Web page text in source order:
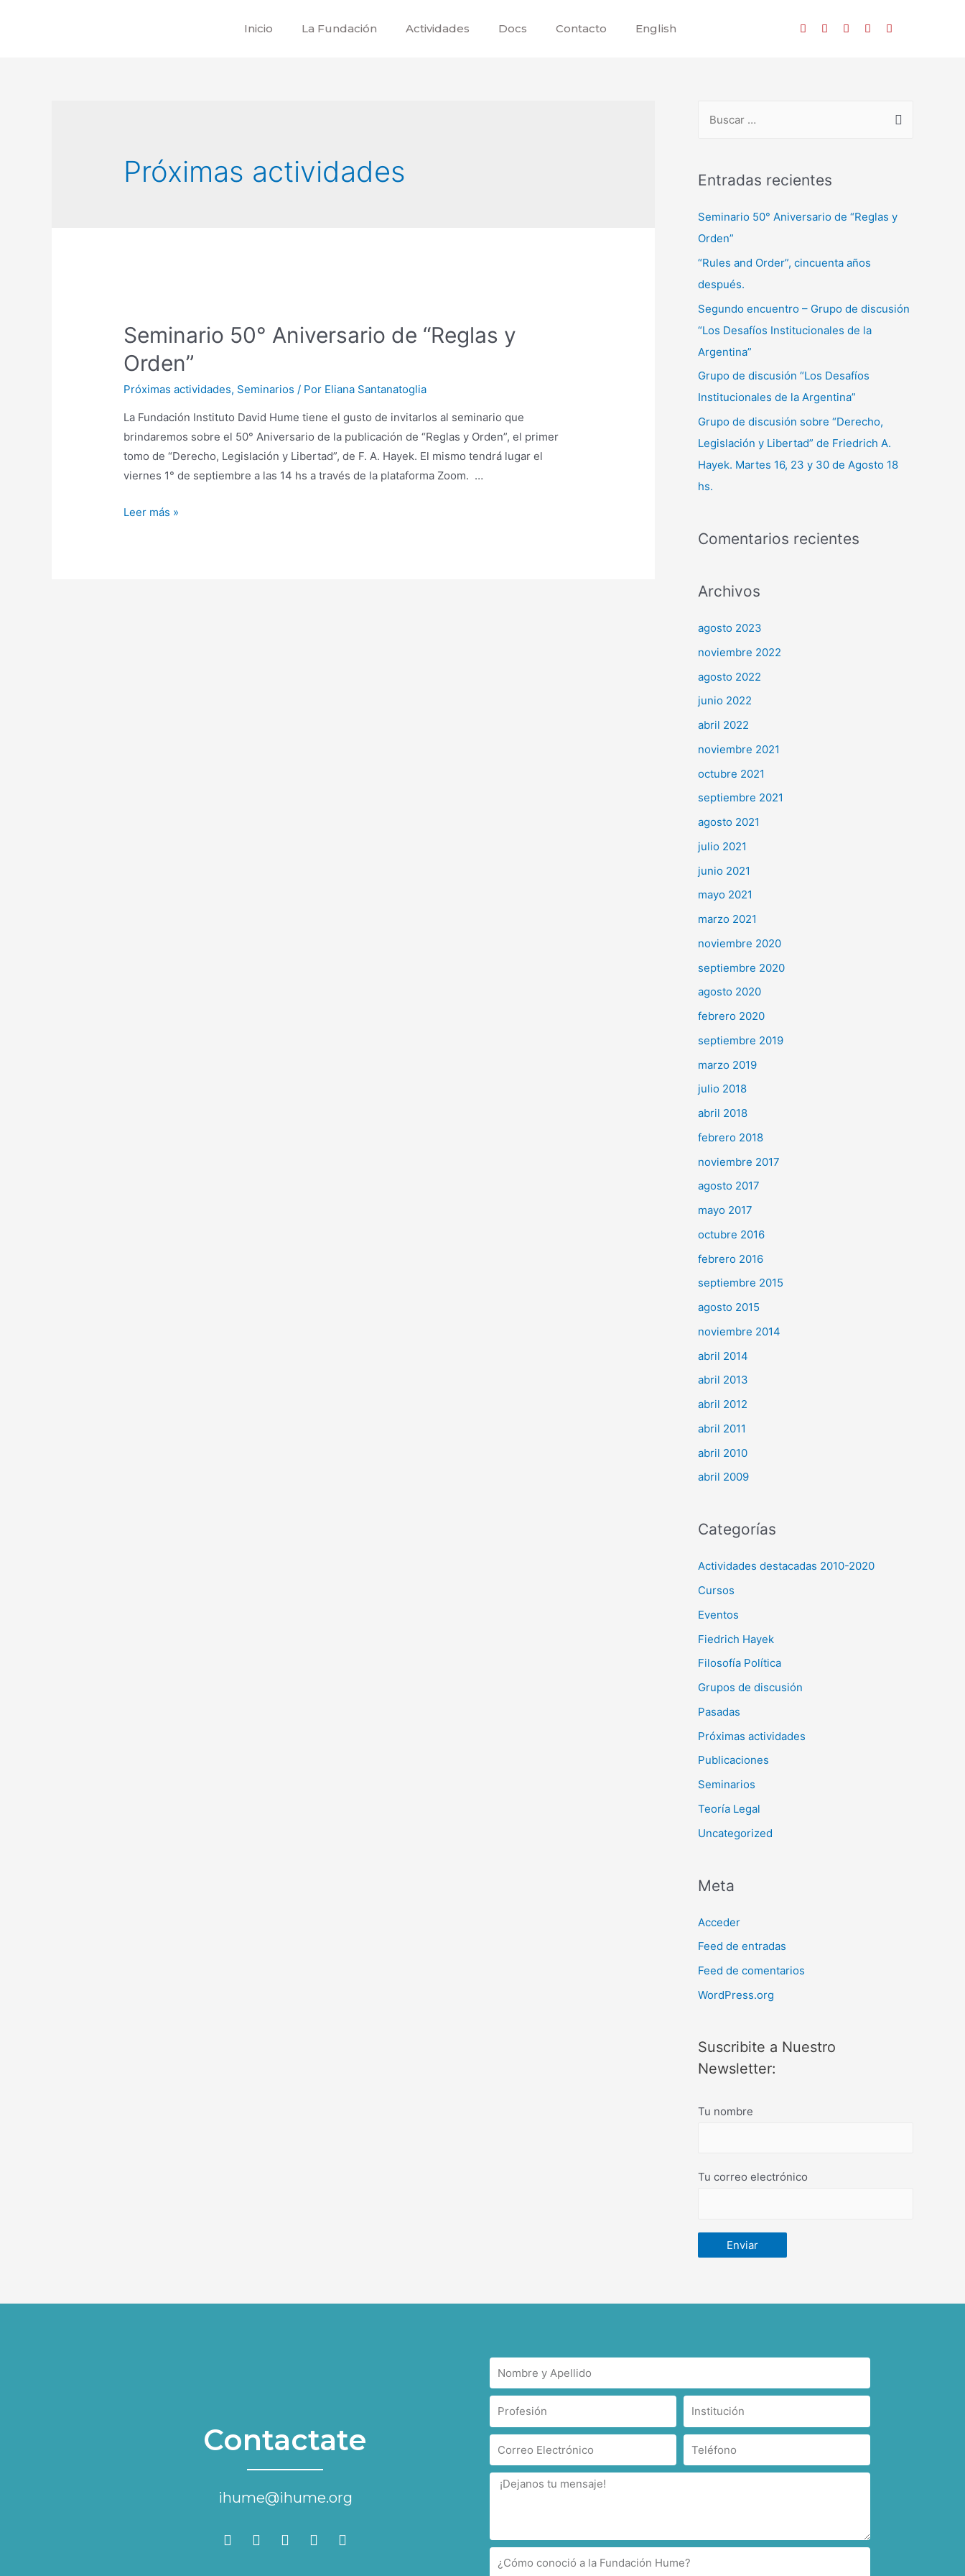
Inicio La Fundación Actividades Docs Contacto English
Próximas actividades
Seminario 50° Aniversario de “Reglas y
Orden”
Próximas actividades, Seminarios / Por Eliana Santanatoglia
La Fundación Instituto David Hume tiene el gusto de invitarlos al seminario que
brindaremos sobre el 50° Aniversario de la publicación de “Reglas y Orden”, el primer
tomo de “Derecho, Legislación y Libertad”, de F. A. Hayek. El mismo tendrá lugar el
viernes 1° de septiembre a las 14 hs a través de la plataforma Zoom. …
Leer más »
Entradas recientes
Seminario 50° Aniversario de “Reglas y
Orden”
“Rules and Order”, cincuenta años
después.
Segundo encuentro – Grupo de discusión
“Los Desafíos Institucionales de la
Argentina”
Grupo de discusión “Los Desafíos
Institucionales de la Argentina”
Grupo de discusión sobre “Derecho,
Legislación y Libertad” de Friedrich A.
Hayek. Martes 16, 23 y 30 de Agosto 18
hs.
Comentarios recientes
Archivos
agosto 2023
noviembre 2022
agosto 2022
junio 2022
abril 2022
noviembre 2021
octubre 2021
septiembre 2021
agosto 2021
julio 2021
junio 2021
mayo 2021
marzo 2021
noviembre 2020
septiembre 2020
agosto 2020
febrero 2020
septiembre 2019
marzo 2019
julio 2018
abril 2018
febrero 2018
noviembre 2017
agosto 2017
mayo 2017
octubre 2016
febrero 2016
septiembre 2015
agosto 2015
noviembre 2014
abril 2014
abril 2013
abril 2012
abril 2011
abril 2010
abril 2009
Categorías
Actividades destacadas 2010-2020
Cursos
Eventos
Fiedrich Hayek
Filosofía Política
Grupos de discusión
Pasadas
Próximas actividades
Publicaciones
Seminarios
Teoría Legal
Uncategorized
Meta
Acceder
Feed de entradas
Feed de comentarios
WordPress.org
Suscribite a Nuestro
Newsletter:
Tu nombre
Tu correo electrónico
Contactate
ihume@ihume.org